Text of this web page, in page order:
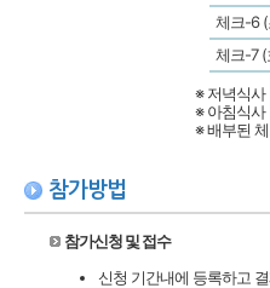
체크-6
체크-7
※ 저녁식사
※ 아침식사
※ 배부된
참가방법
참가신청 및 접수
신청 기간내에 등록하고